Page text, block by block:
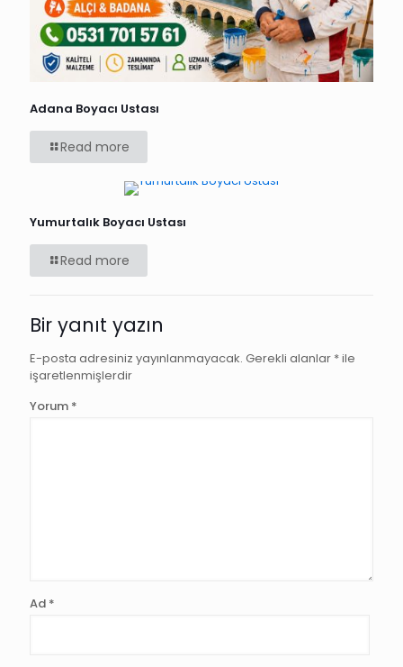
Adana Boyacı Ustası
Read more
Yumurtalık Boyacı Ustası
Read more
Bir yanıt yazın
E-posta adresiniz yayınlanmayacak. Gerekli alanlar *ile
işaretlenmişlerdir
Yorum *
Ad *